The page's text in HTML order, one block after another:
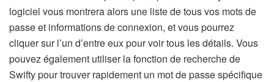
logiciel vous montrera alors une liste de tous vos mots de
passe et informations de connexion, et vous pourrez
cliquer sur l’un d’entre eux pour voir tous les détails. Vous
pouvez également utiliser la fonction de recherche de
Swifty pour trouver rapidement un mot de passe spécifique